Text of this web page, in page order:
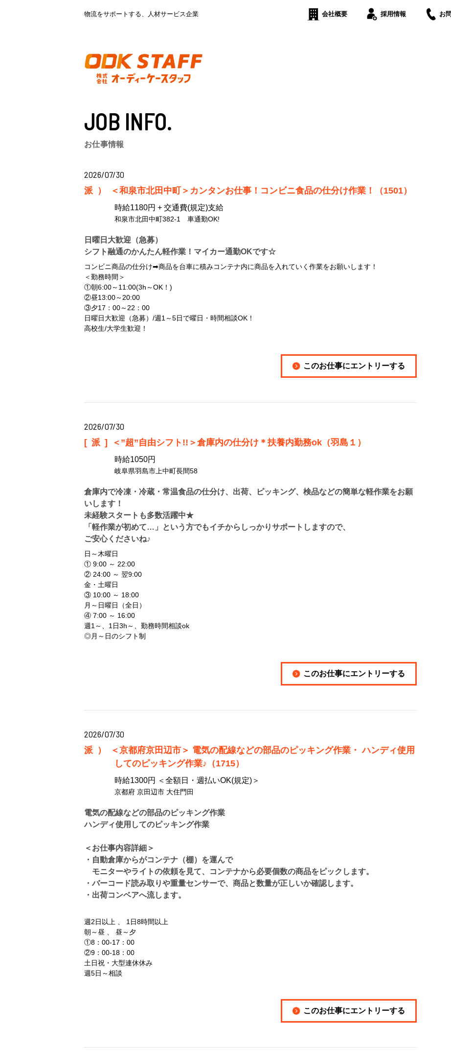
物流をサポートする、人材サービス企業 会社概要 採用情報 お
JOB INFO.
お仕事情報
2026/07/30
派） ＜和泉市北田中町＞カンタンお仕事！コンビニ食品の仕分け作業！（1501）
時給1180円 + 交通費(規定)支給
和泉市北田中町382-1 車通勤OK!
日曜日大歓迎（急募）
シフト融通のかんたん軽作業！マイカー通勤OKです☆
コンビニ商品の仕分け➡商品を台車に積みコンテナ内に商品を入れていく作業をお願いします！
＜勤務時間＞
①朝6:00～11:00(3h～OK！)
②昼13:00～20:00
③夕17：00～22：00
日曜日大歓迎（急募）/週1～5日で曜日・時間相談OK！
高校生/大学生歓迎！
このお仕事にエントリーする
2026/07/30
[派] ＜”超”自由シフト!!＞倉庫内の仕分け＊扶養内勤務ok（羽島１）
時給1050円
岐阜県羽島市上中町長間58
倉庫内で冷凍・冷蔵・常温食品の仕分け、出荷、ピッキング、検品などの簡単な軽作業をお願
いします！
未経験スタートも多数活躍中★
「軽作業が初めて…」という方でもイチからしっかりサポートしますので、
ご安心くださいね♪
日～木曜日
① 9:00 ～ 22:00
② 24:00 ～ 翌9:00
金・土曜日
③ 10:00 ～ 18:00
月～日曜日（全日）
④ 7:00 ～ 16:00
週1～、1日3h～、勤務時間相談ok
◎月～日のシフト制
このお仕事にエントリーする
2026/07/30
派）
＜京都府京田辺市＞ 電気の配線などの部品のピッキング作業・ ハンディ使用
してのピッキング作業♪（1715）
時給1300円 ＜全額日・週払いOK(規定)＞
京都府 京田辺市 大住門田
電気の配線などの部品のピッキング作業
ハンディ使用してのピッキング作業
＜お仕事内容詳細＞
・自動倉庫からがコンテナ（棚）を運んで
モニターやライトの依頼を見て、コンテナから必要個数の商品をピックします。
・バーコード読み取りや重量センサーで、商品と数量が正しいか確認します。
・出荷コンベアへ流します。
週2日以上 、 1日8時間以上
朝～昼 、 昼～夕
①8：00-17：00
②9：00-18：00
土日祝・大型連休休み
週5日～相談
このお仕事にエントリーする